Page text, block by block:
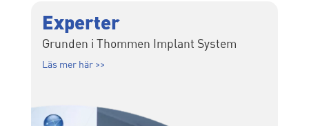
Experter
Grunden i Thommen Implant System
Läs mer här >>